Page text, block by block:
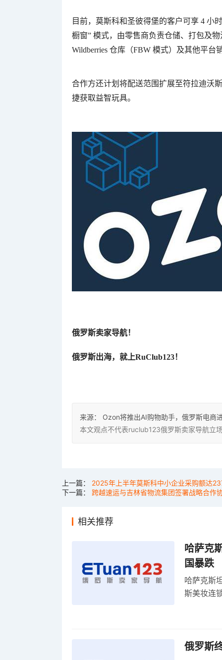
目前，莫斯科和圣彼得堡的客户可享 4 小
橱窗” 模式，由零售商负责仓储、打包及
Wildberries 仓库（FBW 模式）及其他平台
合作方还计划将配送范围扩展至符拉迪沃
捷获取益智玩具。
俄罗斯卖家导航！
俄罗斯出海，就上RuClub123！
来源：
Ozon将推出AI购物助手，俄罗斯电商
本文观点不代表ruclub123俄罗斯卖家导航立
上一篇： 2025年上半年莫斯科中小企业采购额达
下一篇： 跨越速运与吉林省物流集团签署战略合作
相关推荐
哈萨克
国暴跌
哈萨克斯
斯美妆连
俄罗斯